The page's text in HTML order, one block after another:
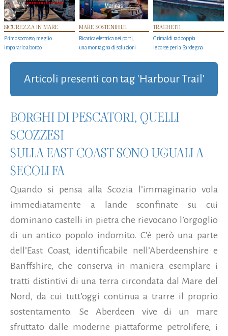
SICUREZZA IN MARE
Primo soccorso, meglio
impararlo a bordo
MARE SOSTENIBILE
Ricarica elettrica nei porti,
una montagna di soluzioni
TRAGHETTI
Grimaldi raddoppia
le corse per la Sardegna
Articoli presenti con tag 'Harbour Trail'
BORGHI DI PESCATORI, QUELLI
SCOZZESI
SULLA EAST COAST SONO UGUALI A
SECOLI FA
Quando si pensa alla Scozia l’immaginario vola
immediatamente a lande sconfinate su cui
dominano castelli in pietra che rievocano l’orgoglio
di un antico popolo indomito. C’è però una parte
dell’East Coast, identificabile nell’Aberdeenshire e
Banffshire, che conserva in maniera esemplare i
tratti distintivi di una terra circondata dal Mare del
Nord, da cui tutt’oggi continua a trarre il proprio
sostentamento. Se Aberdeen vive di un mare
sfruttato dalle moderne piattaforme petrolifere, i